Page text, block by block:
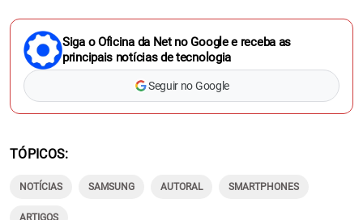
Siga o Oficina da Net no Google e receba as
principais notícias de tecnologia
Seguir no Google
TÓPICOS
NOTÍCIAS SAMSUNG AUTORAL SMARTPHONES